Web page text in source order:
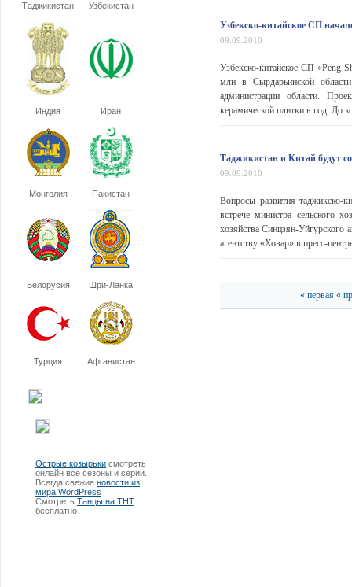
Таджикистан Узбекистан
Индия Иран
Монголия Пакистан
Белорусия Шри-Ланка
Турция Афганистан
Острые козырьки смотреть
онлайн все сезоны и серии.
Всегда свежие новости из
мира WordPress
Смотреть Танцы на ТНТ
бесплатно
Узбекско-китайское СП
09.09.2010
Узбекско-китайское СП «Peng
млн в Сырдарьинской
администрации области.
керамической плитки в год. До
Таджикистан и Китай будут
09.09.2010
Вопросы развития таджикско-
встрече министра сельского
хозяйства Синцзян-
агентству «Ховар» в пресс-
« первая «